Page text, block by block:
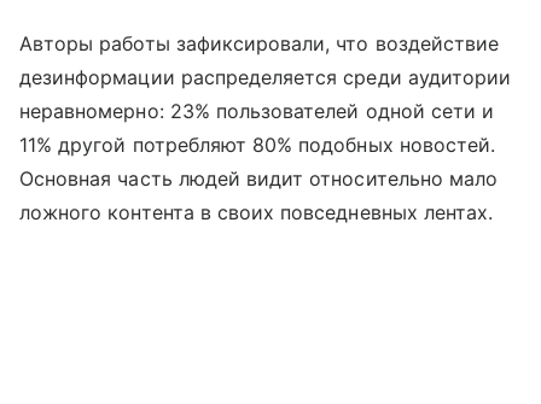
Авторы работы зафиксировали, что воздействие
дезинформации распределяется среди аудитории
неравномерно: 23% пользователей одной сети и
11% другой потребляют 80% подобных новостей.
Основная часть людей видит относительно мало
ложного контента в своих повседневных лентах.